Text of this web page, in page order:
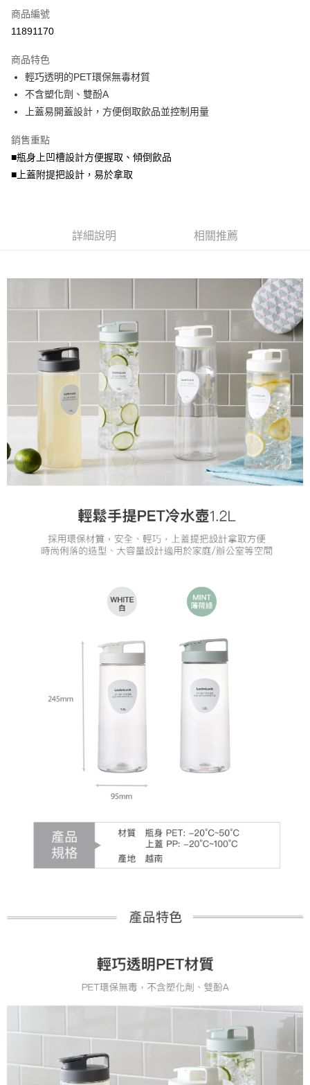
4.訂單成立30分鐘內，如未前往確認交易或遇審核未通過，訂單將自動取
消。如遇「轉專審核」未通過狀況，表示未達大哥付你分期系統評分，恕無
1.分期款項不併入電信帳單，「大哥付你分期」於每月結算日後寄送繳費提
醒簡訊。
2.透過簡訊連結打開帳單後，可選擇「超商條碼／台灣大直營門市／銀行轉
帳／街口支付／iPASS MONEY」等通路繳費。
1.本服務係由「台灣大哥大股份有限公司」（以下簡稱本公司）所提供，讓
用戶於交易時，得透過本服務購買商品或服務，並由商店將買賣／分期付款
買賣價金債權讓與本公司後，依約使用本公司帳單繳交帳款。
2.基於同意付款使用「大哥付你分期」之契約關係目的，商店將以您的個人
付款後全家取貨
每筆NT$80，滿NT$888(含以上)免運費
每筆NT$80，滿NT$888(含以上)免運費
宅配
每筆NT$120，滿NT$1,000(含以上)免運費
門市取貨-自備購物袋
每筆NT$80，滿NT$500(含以上)免運費
商品編號
11891170
商品特色
輕巧透明的PET環保無毒材質
不含塑化劑、雙酚A
上蓋易開蓋設計，方便倒取飲品並控制用量
銷售重點
■瓶身上凹槽設計方便握取、傾倒飲品
■上蓋附提把設計，易於拿取
詳細說明 相關推薦